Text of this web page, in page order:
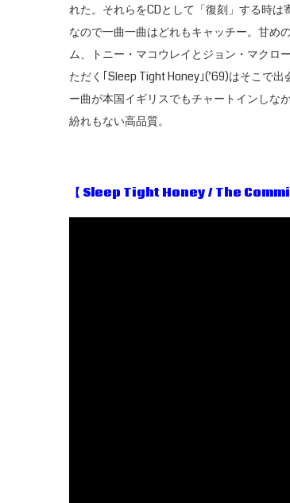
れた。それらをCDとして「復刻」する時
なので一曲一曲はどれもキャッチー。甘め
ム、トニー・マコウレイとジョン・マクロ
ただく｢Sleep Tight Honey｣(’69)はそこで
ー曲が本国イギリスでもチャートインしな
紛れもない高品質。
【 Sleep Tight Honey / The